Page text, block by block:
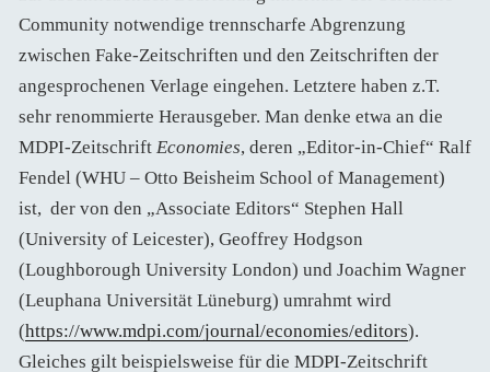
Community notwendige trennscharfe Abgrenzung
zwischen Fake-Zeitschriften und den Zeitschriften der
angesprochenen Verlage eingehen. Letztere haben z.T.
sehr renommierte Herausgeber. Man denke etwa an die
MDPI-Zeitschrift Economies, deren „Editor-in-Chief“ Ralf
Fendel (WHU – Otto Beisheim School of Management)
ist, der von den „Associate Editors“ Stephen Hall
(University of Leicester), Geoffrey Hodgson
(Loughborough University London) und Joachim Wagner
(Leuphana Universität Lüneburg) umrahmt wird
(https://www.mdpi.com/journal/economies/editors).
Gleiches gilt beispielsweise für die MDPI-Zeitschrift